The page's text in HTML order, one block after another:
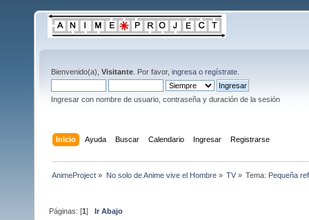
Bienvenido(a), Visitante . Por favor, ingresa o regístrate
Ingresar con nombre de usuario, contraseña y duración de la sesión
Inicio Ayuda Buscar Calendario Ingresar Registrarse
AnimeProject » No solo de Anime vive el Hombre» TV» Tema: Pequeña
Páginas: [1]Ir Abajo